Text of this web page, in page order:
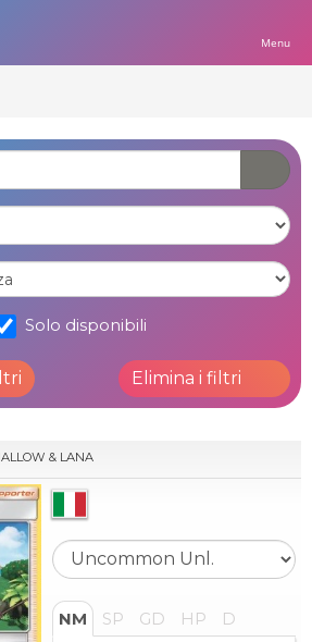
Menu
Solo disponibili
Elimina i filtri
& LANA
NM SP GD HP D